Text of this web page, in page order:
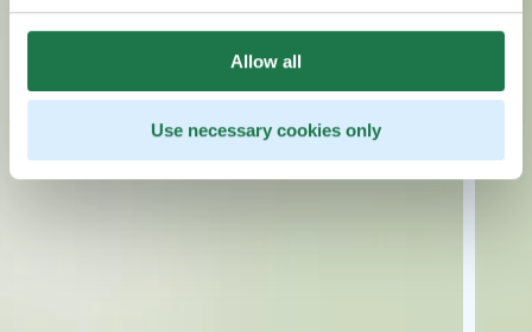
Allow all
Use necessary cookies only